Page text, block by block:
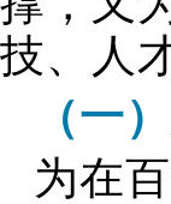
技、人
（一
为在